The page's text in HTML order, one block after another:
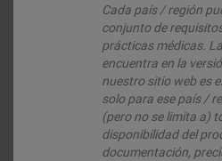
Cada país / región
conjunto de
prácticas médicas.
encuentra en la
nuestro sitio web es
solo para ese país /
(pero no se limita a)
disponibilidad del
documentación,